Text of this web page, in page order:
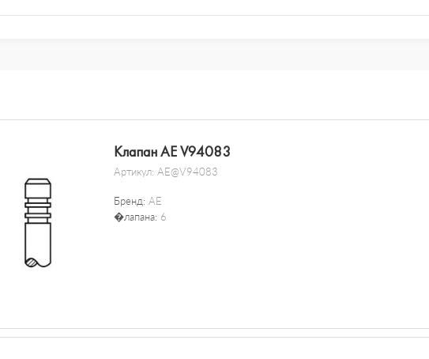
Клапан AE V94083
Артикул: AE@V94083
Бренд: AE
�лапана: 6